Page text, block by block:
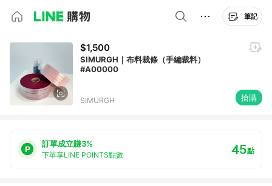
筆記
$1,500
SIMURGH｜布料裁條（手編裁料）
#A00000
SIMURGH 搶購
訂單成立賺3%
下單享LINE POINTS點數 45點